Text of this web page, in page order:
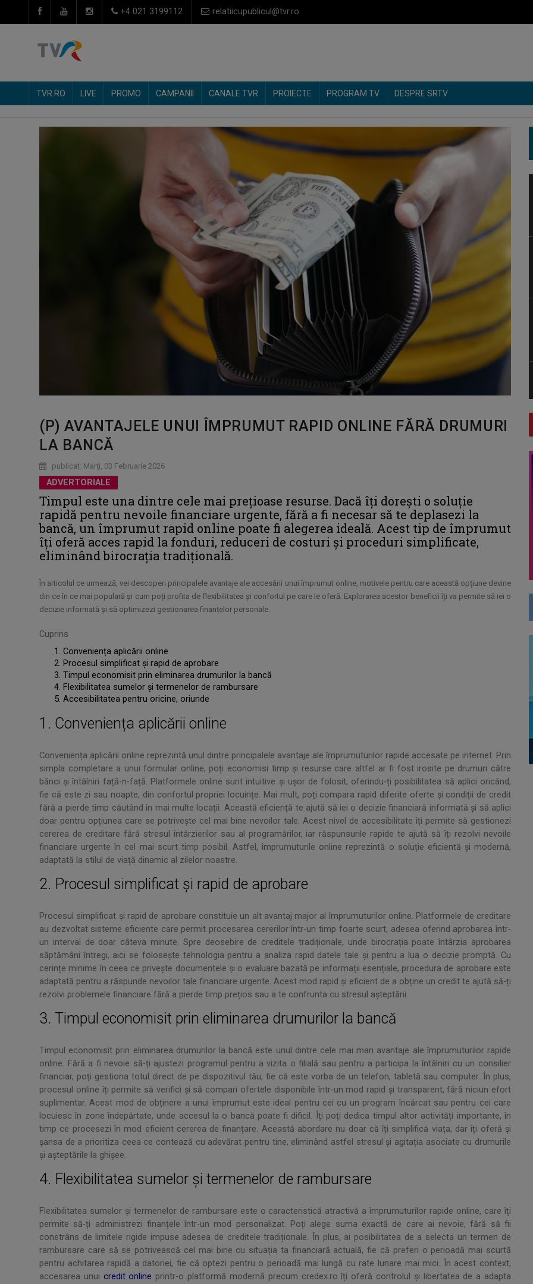
+4 021 3199112 relatiicupublicul@tvr.ro
TVR.RO LIVE PROMO CAMPANII CANALE TVR PROIECTE PROGRAM TV DESPRE SRTV
(P) AVANTAJELE UNUI ÎMPRUMUT RAPID ONLINE FĂRĂ DRUMURI
LA BANCĂ
publicat: Marţi, 03 Februarie 2026
ADVERTORIALE
Timpul este una dintre cele mai prețioase resurse. Dacă îți dorești o soluție
rapidă pentru nevoile financiare urgente, fără a fi necesar să te deplasezi la
bancă, un împrumut rapid online poate fi alegerea ideală. Acest tip de împrumut
îți oferă acces rapid la fonduri, reduceri de costuri și proceduri simplificate,
eliminând birocrația tradițională.
În articolul ce urmează, vei descoperi principalele avantaje ale accesării unui împrumut online, motivele pentru care această opțiune devine
din ce în ce mai populară și cum poți profita de flexibilitatea și confortul pe care le oferă. Explorarea acestor beneficii îți va permite să iei o
decizie informată și să optimizezi gestionarea finanțelor personale.
Cuprins
Conveniența aplicării online
Procesul simplificat și rapid de aprobare
Timpul economisit prin eliminarea drumurilor la bancă
Flexibilitatea sumelor și termenelor de rambursare
Accesibilitatea pentru oricine, oriunde
1. Conveniența aplicării online
Conveniența aplicării online reprezintă unul dintre principalele avantaje ale împrumuturilor rapide accesate pe internet. Prin
simpla completare a unui formular online, poți economisi timp și resurse care altfel ar fi fost irosite pe drumuri către
bănci și întâlniri față-n-față. Platformele online sunt intuitive și ușor de folosit, oferindu-ți posibilitatea să aplici oricând,
fie că este zi sau noapte, din confortul propriei locuințe. Mai mult, poți compara rapid diferite oferte și condiții de credit
fără a pierde timp căutând în mai multe locații. Această eficiență te ajută să iei o decizie financiară informată și să aplici
doar pentru opțiunea care se potrivește cel mai bine nevoilor tale. Acest nivel de accesibilitate îți permite să gestionezi
cererea de creditare fără stresul întârzierilor sau al programărilor, iar răspunsurile rapide te ajută să îți rezolvi nevoile
financiare urgente în cel mai scurt timp posibil. Astfel, împrumuturile online reprezintă o soluție eficientă și modernă,
adaptată la stilul de viață dinamic al zilelor noastre.
2. Procesul simplificat și rapid de aprobare
Procesul simplificat și rapid de aprobare constituie un alt avantaj major al împrumuturilor online. Platformele de creditare
au dezvoltat sisteme eficiente care permit procesarea cererilor într-un timp foarte scurt, adesea oferind aprobarea într-
un interval de doar câteva minute. Spre deosebire de creditele tradiționale, unde birocrația poate întârzia aprobarea
săptămâni întregi, aici se folosește tehnologia pentru a analiza rapid datele tale și pentru a lua o decizie promptă. Cu
cerințe minime în ceea ce privește documentele și o evaluare bazată pe informații esențiale, procedura de aprobare este
adaptată pentru a răspunde nevoilor tale financiare urgente. Acest mod rapid și eficient de a obține un credit te ajută să-ți
rezolvi problemele financiare fără a pierde timp prețios sau a te confrunta cu stresul așteptării.
3. Timpul economisit prin eliminarea drumurilor la bancă
Timpul economisit prin eliminarea drumurilor la bancă este unul dintre cele mai mari avantaje ale împrumuturilor rapide
online. Fără a fi nevoie să-ți ajustezi programul pentru a vizita o filială sau pentru a participa la întâlniri cu un consilier
financiar, poți gestiona totul direct de pe dispozitivul tău, fie că este vorba de un telefon, tabletă sau computer. În plus,
procesul online îți permite să verifici și să compari ofertele disponibile într-un mod rapid și transparent, fără niciun efort
suplimentar. Acest mod de obținere a unui împrumut este ideal pentru cei cu un program încărcat sau pentru cei care
locuiesc în zone îndepărtate, unde accesul la o bancă poate fi dificil. Îți poți dedica timpul altor activități importante, în
timp ce procesezi în mod eficient cererea de finanțare. Această abordare nu doar că îți simplifică viața, dar îți oferă și
șansa de a prioritiza ceea ce contează cu adevărat pentru tine, eliminând astfel stresul și agitația asociate cu drumurile
și așteptările la ghișee.
4. Flexibilitatea sumelor și termenelor de rambursare
Flexibilitatea sumelor și termenelor de rambursare este o caracteristică atractivă a împrumuturilor rapide online, care îți
permite să-ți administrezi finanțele într-un mod personalizat. Poți alege suma exactă de care ai nevoie, fără să fii
constrâns de limitele rigide impuse adesea de creditele tradiționale. În plus, ai posibilitatea de a selecta un termen de
rambursare care să se potrivească cel mai bine cu situația ta financiară actuală, fie că preferi o perioadă mai scurtă
pentru achitarea rapidă a datoriei, fie că optezi pentru o perioadă mai lungă cu rate lunare mai mici. În acest context,
accesarea unui credit online printr-o platformă modernă precum credex.ro îți oferă controlul și libertatea de a adapta